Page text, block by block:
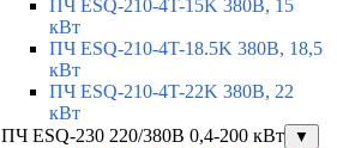
ПЧ ESQ-210-4T-15K 380В, 15
кВт
ПЧ ESQ-210-4T-18.5K 380В, 18,5
кВт
ПЧ ESQ-210-4T-22K 380В, 22
кВт
ПЧ ESQ-230 220/380В 0,4-200 кВт
▼